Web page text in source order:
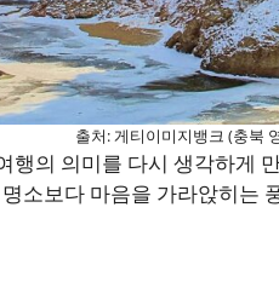
출처: 게티이미지뱅크 (충북
행의 의미를 다시 생각하게
소보다 마음을 가라앉히는